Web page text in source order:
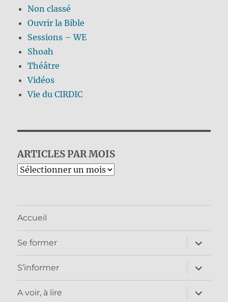
Non classé
Ouvrir la Bible
Sessions – WE
Shoah
Théâtre
Vidéos
Vie du CIRDIC
ARTICLES PAR MOIS
Archives
Accueil
Se former
ouvrir
le
sous-
menu
S’informer
ouvrir
le
sous-
menu
A voir, à lire
ouvrir
le